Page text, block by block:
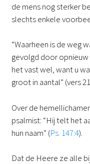
de mens nog sterker
slechts enkele
“Waarheen is de weg
gevolgd door opnieuw
het vast wel, want u
groot in aantal” (vers
Over de
psalmist: “Hij telt het
hun naam” (Ps. 147:4).
Dat de Heere ze alle